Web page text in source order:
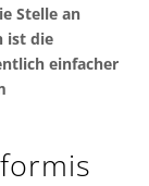
Stelle an
ist die
einfacher